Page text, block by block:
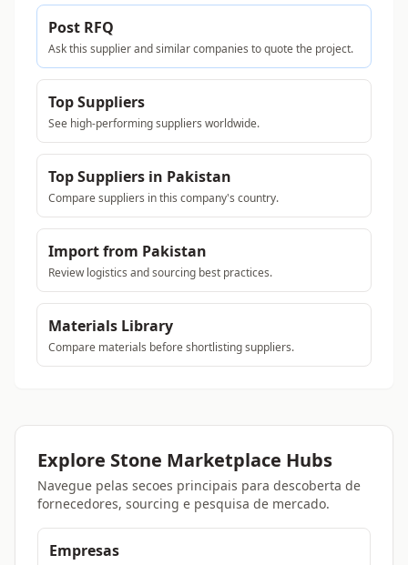
Post RFQ
Ask this supplier and similar companies to quote the project.
Top Suppliers
See high-performing suppliers worldwide.
Top Suppliers in Pakistan
Compare suppliers in this company's country.
Import from Pakistan
Review logistics and sourcing best practices.
Materials Library
Compare materials before shortlisting suppliers.
Explore Stone Marketplace Hubs
Navegue pelas secoes principais para descoberta de
fornecedores, sourcing e pesquisa de mercado.
Empresas